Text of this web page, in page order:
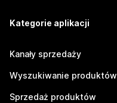
Kategorie aplikacji
Kanały sprzedaży
Wyszukiwanie produktów
Sprzedaż produktów